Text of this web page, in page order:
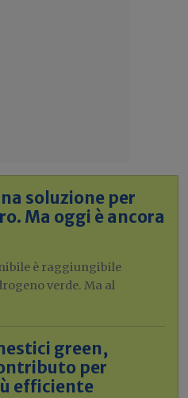
soluzione per
Ma oggi è ancora
è raggiungibile
verde. Ma al
green,
per
efficiente